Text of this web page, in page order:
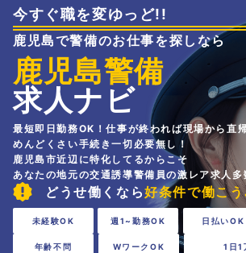
今すぐ職を変ゆっど!!
鹿児島で警備のお仕事を探しなら
鹿児島警備
求人ナビ
最短即日勤務OK！仕事が終われば現場から直
めんどくさい手続き一切必要無し！
鹿児島市近辺に特化してるからこそ
あなたの地元の交通誘導警備員の激レア求人多
どうせ働くなら好条件で働こ
未経験OK 週1~勤務OK 日払いOK
年齢不問 WワークOK 1日1